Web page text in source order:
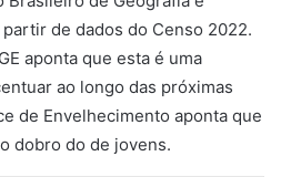
de dados do Censo 2022.
aponta que esta é uma
ao longo das próximas
de Envelhecimento aponta que
dobro do de jovens.